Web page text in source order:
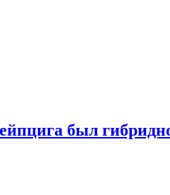
был